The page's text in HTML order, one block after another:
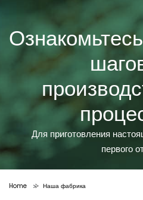
Для приготовления
первого
Home > Наша фабрика